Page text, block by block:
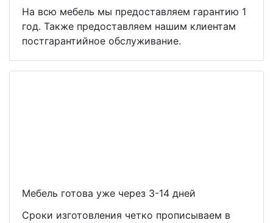
На всю мебель мы предоставляем гарантию 1
год. Также предоставляем нашим клиентам
постгарантийное обслуживание.
Мебель готова уже через 3-14 дней
Сроки изготовления четко прописываем в